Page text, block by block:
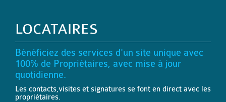
LOCATAIRES
Bénéficiez des services d'un site unique avec
100% de Propriétaires, avec mise à jour
quotidienne.
Les contacts,visites et signatures se font en direct avec les
propriétaires.